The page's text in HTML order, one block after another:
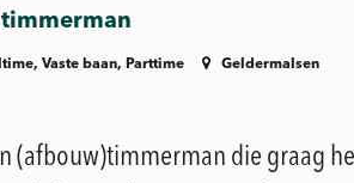
Vaste baan, Parttime Geldermalsen
(afbouw)timmerman die graag